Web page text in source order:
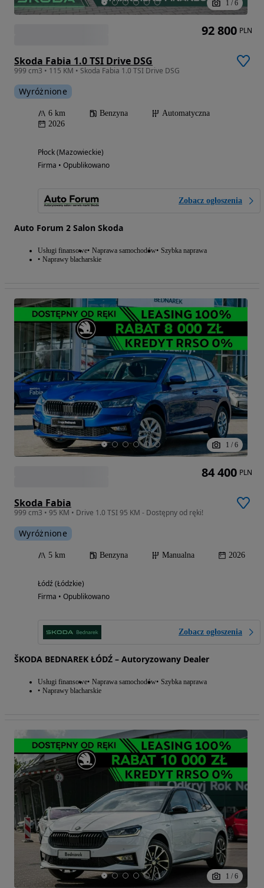
1 / 6
Skoda Fabia 1.0 TSI Drive DSG
999 cm3 • 115 KM • Skoda Fabia 1.0 TSI Drive DSG
Wyróżnione
6 km Benzyna
Automatyczna
2026
Płock (Mazowieckie)
Firma • Opublikowano
Zobacz ogłoszenia
Auto Forum 2 Salon Skoda
Usługi finansowe Naprawa samochodów Szybka naprawa
Naprawy blacharskie
92 800 PLN
1 / 6
Skoda Fabia
999 cm3 • 95 KM • Drive 1.0 TSI 95 KM - Dostępny od ręki!
Wyróżnione
5 km Benzyna Manualna 2026
Łódź (Łódzkie)
Firma • Opublikowano
Zobacz ogłoszenia
ŠKODA BEDNAREK ŁÓDŹ – Autoryzowany Dealer
Usługi finansowe Naprawa samochodów Szybka naprawa
Naprawy blacharskie
84 400 PLN
1 / 6